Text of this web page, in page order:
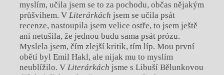
myslím, učila jsem se to za pochodu, občas nějakým
průšvihem. V Literárkách jsem se učila psát
recenze, nastoupila jsem velice ostře, to jsem ještě
ani netušila, že jednou budu sama psát prózu.
Myslela jsem, čím zlejší kritik, tím líp. Mou první
obětí byl Emil Hakl, ale nijak mu to myslím
neublížilo. V Literárkách jsme s Libuší Bělunkovou